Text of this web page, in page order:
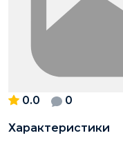
0.0 0
Характеристики